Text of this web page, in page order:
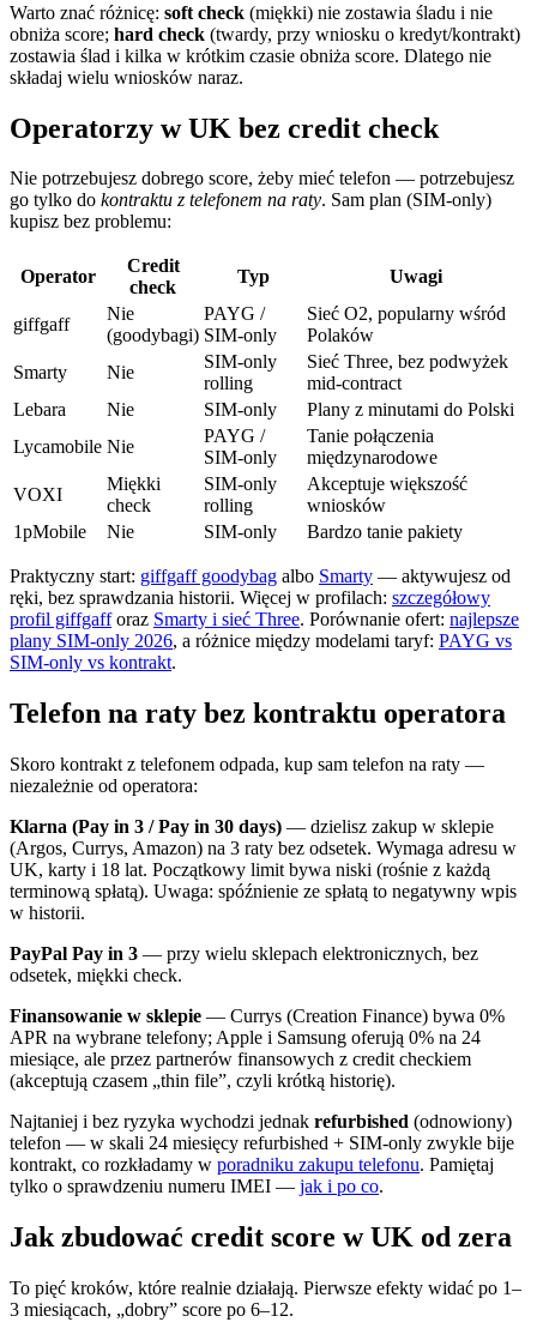
Warto znać różnicę: soft check (miękki) nie zostawia śladu i nie
obniża score; hard check (twardy, przy wniosku o kredyt/kontrakt)
zostawia ślad i kilka w krótkim czasie obniża score. Dlatego nie
składaj wielu wniosków naraz.
Operatorzy w UK bez credit check
Nie potrzebujesz dobrego score, żeby mieć telefon — potrzebujesz
go tylko do kontraktu z telefonem na raty. Sam plan (SIM-only)
kupisz bez problemu:
Operator
Credit
check
Typ Uwagi
giffgaff
Nie
(goodybagi)
PAYG /
SIM-only
Sieć O2, popularny wśród
Polaków
Smarty
Nie
SIM-only
rolling
Sieć Three, bez podwyżek
mid-contract
Lebara
Nie SIM-only
Plany z minutami do Polski
Lycamobile Nie
PAYG /
SIM-only
Tanie połączenia
międzynarodowe
VOXI
Miękki
check
SIM-only
rolling
Akceptuje większość
wniosków
1pMobile
Nie SIM-only Bardzo tanie pakiety
Praktyczny start: giffgaff goodybag albo Smarty — aktywujesz od
ręki, bez sprawdzania historii. Więcej w profilach: szczegółowy
profil giffgafforaz Smarty i sieć Three. Porównanie ofert: najlepsze
plany SIM-only 2026, a różnice między modelami taryf: PAYG vs
SIM-only vs kontrakt.
Telefon na raty bez kontraktu operatora
Skoro kontrakt z telefonem odpada, kup sam telefon na raty —
niezależnie od operatora:
Klarna (Pay in 3 / Pay in 30 days) — dzielisz zakup w sklepie
(Argos, Currys, Amazon) na 3 raty bez odsetek. Wymaga adresu w
UK, karty i 18 lat. Początkowy limit bywa niski (rośnie z każdą
terminową spłatą). Uwaga: spóźnienie ze spłatą to negatywny wpis
w historii.
PayPal Pay in 3 — przy wielu sklepach elektronicznych, bez
odsetek, miękki check.
Finansowanie w sklepie — Currys (Creation Finance) bywa 0%
APR na wybrane telefony; Apple i Samsung oferują 0% na 24
miesiące, ale przez partnerów finansowych z credit checkiem
(akceptują czasem „thin file”, czyli krótką historię).
Najtaniej i bez ryzyka wychodzi jednak refurbished (odnowiony)
telefon — w skali 24 miesięcy refurbished + SIM-only zwykle bije
kontrakt, co rozkładamy w poradniku zakupu telefonu. Pamiętaj
tylko o sprawdzeniu numeru IMEI — jak i po co.
Jak zbudować credit score w UK od zera
To pięć kroków, które realnie działają. Pierwsze efekty widać po 1–
3 miesiącach, „dobry” score po 6–12.